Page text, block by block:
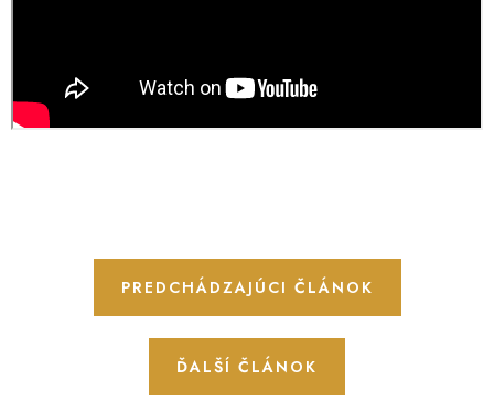
PREDCHÁDZAJÚCI ČLÁNOK
ĎALŠÍ ČLÁNOK